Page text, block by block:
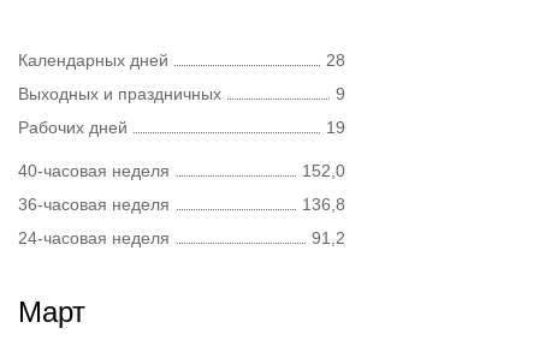
Календарных дней
28
Выходных и праздничных
9
Рабочих дней
19
40-часовая неделя
152,0
36-часовая неделя
136,8
24-часовая неделя
91,2
Март